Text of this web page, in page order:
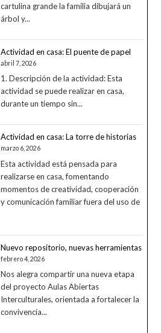
cartulina grande la familia dibujará un
árbol y...
Actividad en casa: El puente de papel
abril 7, 2026
1. Descripción de la actividad: Esta
actividad se puede realizar en casa,
durante un tiempo sin...
Actividad en casa: La torre de historias
marzo 6, 2026
Esta actividad está pensada para
realizarse en casa, fomentando
momentos de creatividad, cooperación
y comunicación familiar fuera del uso de
Nuevo repositorio, nuevas herramientas
febrero 4, 2026
Nos alegra compartir una nueva etapa
del proyecto Aulas Abiertas
Interculturales, orientada a fortalecer la
convivencia...